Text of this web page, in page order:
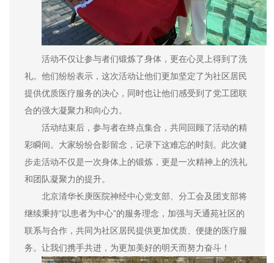
活动不仅让参与者们锻炼了身体，更在心灵上得到了洗
礼。他们纷纷表示，这次活动让他们更加坚定了为社区居民
提供优质医疗服务的决心，同时也让他们感受到了党工团联
合的强大凝聚力和向心力。
活动结束后，参与者在终点集合，共同回顾了活动的精
彩瞬间。大家纷纷合影留念，记录下这难忘的时刻。此次健
步走活动不仅是一次身体上的锻炼，更是一次精神上的洗礼
和团队凝聚力的提升。
北京清华长庚医院神经中心党支部、分工会及团支部将
继续秉持“以患者为中心”的服务理念，加强与天通苑社区的
联系与合作，共同为社区居民提供更加优质、便捷的医疗服
务。让我们携手共进，为更加美好的明天而努力奋斗！